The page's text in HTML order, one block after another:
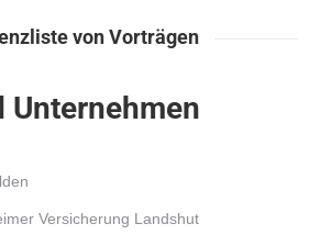
von Vorträgen
Unternehmen
Versicherung Landshut